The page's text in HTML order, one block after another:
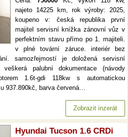
najeto 14225 km, rok výroby: 2025,
koupeno v: česká republika první
majitel servisní knížka zánovní vůz v
perfektním stavu přímo po 1. majiteli.
v plné tovární záruce. interiér bez
samozřejmostí je doložená servisní
palubní dokumentace (návody
1.6t-gdi 118kw s automatickou
937.890kč, barva červená…
Zobrazit inzerát
Hyundai Tucson 1.6 CRDi